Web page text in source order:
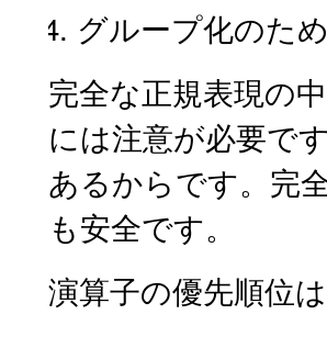
グループ化のた
完全な正規表現の
には注意が必要で
あるからです。 完
も安全です。
演算子の優先順位は